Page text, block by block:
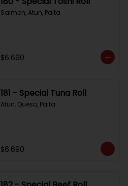
Salmon, Atun, Palta
$6.690
181 - Special Tuna Roll
Atun, Queso, Palta
$6.690